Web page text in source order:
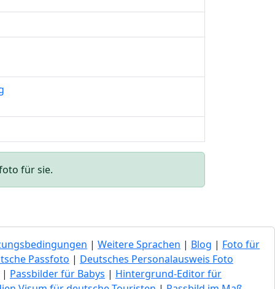
für sie.
| Weitere Sprachen | Blog | Foto für
Passfoto | Deutsches Personalausweis Foto
| Passbilder für Babys | Hintergrund-Editor für